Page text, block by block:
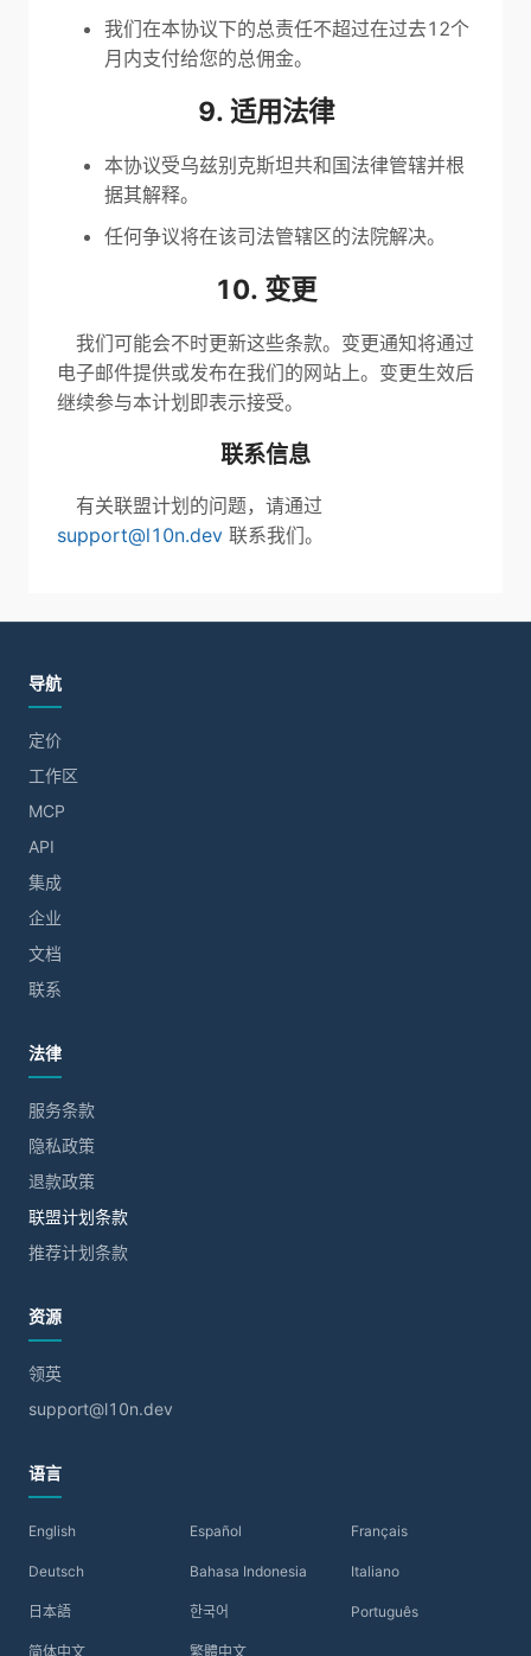
我们在本协议下的总责任不超过在过去12个
月内支付给您的总佣金。
9. 适用法律
本协议受乌兹别克斯坦共和国法律管辖并根
据其解释。
任何争议将在该司法管辖区的法院解决。
10. 变更
我们可能会不时更新这些条款。变更通知将通过
电子邮件提供或发布在我们的网站上。变更生效后
继续参与本计划即表示接受。
联系信息
有关联盟计划的问题，请通过
support@l10n.dev 联系我们。
导航
定价
工作区
MCP
API
集成
企业
文档
联系
法律
服务条款
隐私政策
退款政策
联盟计划条款
推荐计划条款
资源
领英
support@l10n.dev
语言
English Español Français
Deutsch Bahasa Indonesia Italiano
日本語 한국어 Português
简体中文 繁體中文